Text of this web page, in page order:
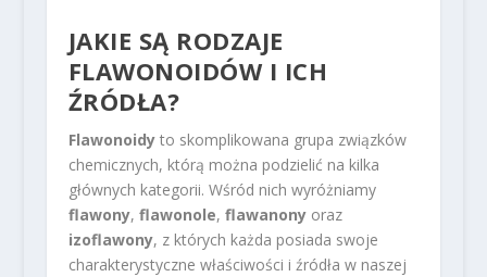
JAKIE SĄ RODZAJE
FLAWONOIDÓW I ICH
ŹRÓDŁA?
Flawonoidyto skomplikowana grupa związków
chemicznych, którą można podzielić na kilka
głównych kategorii. Wśród nich wyróżniamy
flawony, flawonole, flawanonyoraz
izoflawony, z których każda posiada swoje
charakterystyczne właściwości i źródła w naszej